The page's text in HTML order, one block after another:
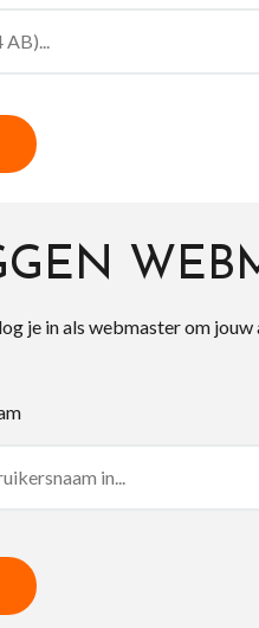
je in als webmaster om